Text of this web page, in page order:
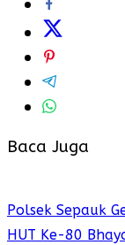
Baca Juga
Polsek Sepauk
HUT Ke-80